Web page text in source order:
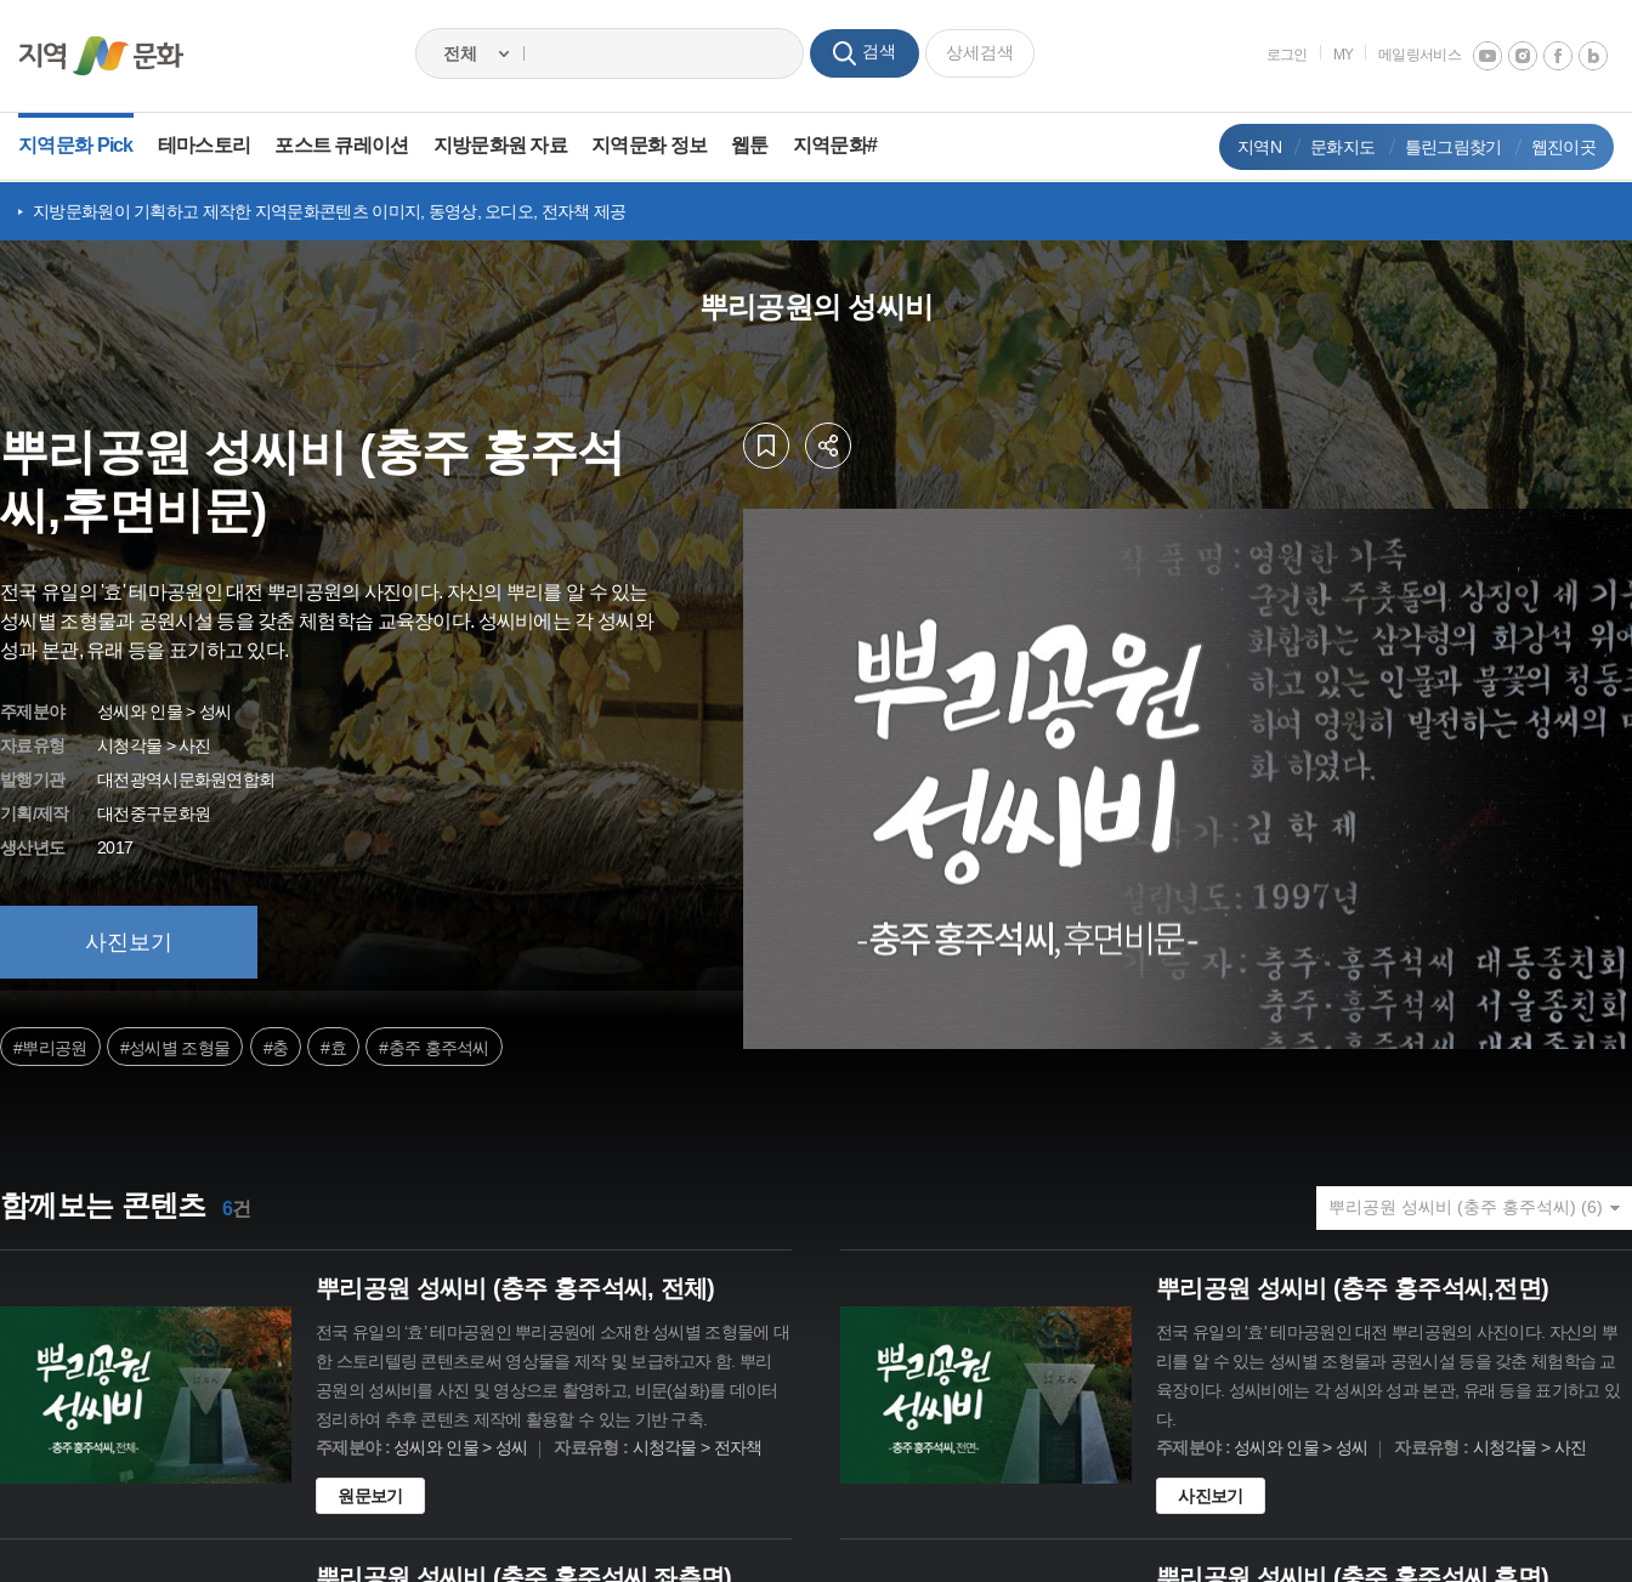
검색 상세검색 로그인 MY 메일링서비스
지역문화 Pick 테마스토리 포스트 큐레이션 지방문화원 자료 지역문화 정보 웹툰 지역문화# 지역N 문화지도 틀린그림찾기 웹진이곳
지방문화원이 기획하고 제작한 지역문화콘텐츠 이미지, 동영상, 오디오, 전자책 제공
뿌리공원의 성씨비
뿌리공원 성씨비 (충주 홍주석
씨,후면비문)
전국 유일의 '효' 테마공원인 대전 뿌리공원의 사진이다. 자신의 뿌리를 알 수 있는
성씨별 조형물과 공원시설 등을 갖춘 체험학습 교육장이다. 성씨비에는 각 성씨와
성과 본관, 유래 등을 표기하고 있다.
주제분야
성씨와 인물 > 성씨
자료유형
시청각물 > 사진
발행기관
대전광역시문화원연합회
기획/제작
대전중구문화원
생산년도
2017
사진보기
#뿌리공원 #성씨별 조형물 #충 #효 #충주 홍주석씨
함께보는 콘텐츠 6건
뿌리공원 성씨비 (충주 홍주석씨, 전체)
전국 유일의 ‘효’ 테마공원인 뿌리공원에 소재한 성씨별 조형물에 대
한 스토리텔링 콘텐츠로써 영상물을 제작 및 보급하고자 함. 뿌리
공원의 성씨비를 사진 및 영상으로 촬영하고, 비문(설화)를 데이터
정리하여 추후 콘텐츠 제작에 활용할 수 있는 기반 구축.
주제분야 :성씨와 인물 > 성씨 자료유형 : 시청각물 > 전자책
원문보기
뿌리공원 성씨비 (충주 홍주석씨,전면)
전국 유일의 '효' 테마공원인 대전 뿌리공원의 사진이다. 자신의 뿌
리를 알 수 있는 성씨별 조형물과 공원시설 등을 갖춘 체험학습 교
육장이다. 성씨비에는 각 성씨와 성과 본관, 유래 등을 표기하고 있
다.
주제분야 :성씨와 인물 > 성씨 자료유형 : 시청각물 > 사진
사진보기